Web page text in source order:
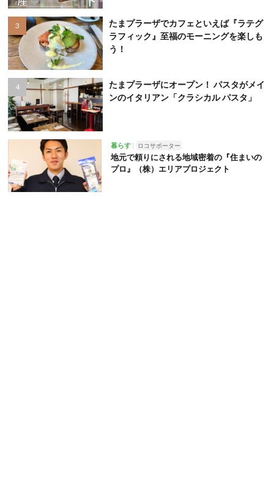
たまプラーザでカフェといえば『ラテグ
ラフィック』至福のモーニングを楽しも
う！
たまプラーザにオープン！ パスタがメイ
ンのイタリアン「クラシカル パスタ」
暮らす ロコサポーター
地元で頼りにされる地域密着の『住まいの
プロ』（株）エリアプロジェクト